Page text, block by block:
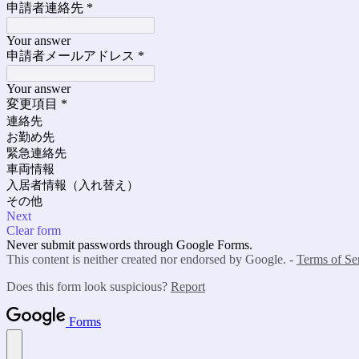
申請者連絡先 *
Your answer
申請者メールアドレス *
Your answer
変更項目 *
連絡先
お勤め先
緊急連絡先
車両情報
入居者情報（入れ替え）
その他
Next
Clear form
Never submit passwords through Google Forms.
This content is neither created nor endorsed by Google. - Terms of
Does this form look suspicious? Report
Forms